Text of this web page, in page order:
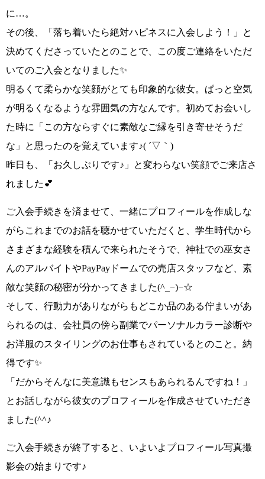
に…。
その後、
「落ち着いたら絶対ハピネスに入会しよう！」
と
決めてくださっていたとのことで、この度ご連絡をいただ
いてのご入会となりました✨
明るくて柔らかな笑顔がとても印象的な彼女。 ぱっと空気
が明るくなるような雰囲気の方なんです。初めてお会いし
た時に
「この方ならすぐに素敵なご縁を引き寄せそうだ
な」
と思ったのを覚えています♪( ´▽｀)
昨日も、
「お久しぶりです♪」
と変わらない笑顔でご来店さ
れました💕
ご入会手続きを済ませて、一緒にプロフィールを作成しな
がらこれまでのお話を聴かせていただくと、学生時代から
さまざまな経験を積んで来られたそうで、 神社での巫女さ
んのアルバイト やPayPayドームでの売店スタッフなど、素
敵な笑顔の秘密が分かってきました(^_−)−☆
そして、行動力がありながらもどこか品のある佇まいがあ
られるのは、 会社員の傍ら副業でパーソナルカラー診断や
お洋服のスタイリングのお仕事も されているとのこと。納
得です✨
「だからそんなに美意識もセンスもあられるんですね！」
とお話しながら彼女のプロフィールを作成させていただき
ました(^^♪
ご入会手続きが終了すると、いよいよプロフィール写真撮
影会の始まりです♪